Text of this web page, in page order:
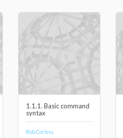
1.1.1. Basic command
syntax
Rob Corless